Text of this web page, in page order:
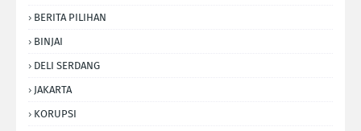
BERITA PILIHAN
BINJAI
DELI SERDANG
JAKARTA
KORUPSI